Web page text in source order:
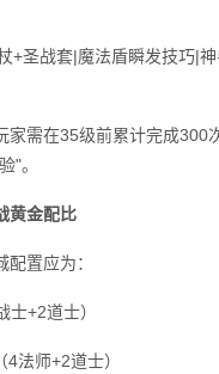
+圣战套|魔法盾瞬发技巧|
家需在35级前累计完成300
"。
黄金配比
置应为：
+2道士）
法师+2道士）